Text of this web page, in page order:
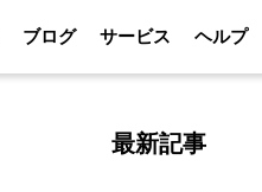
ブログ サービス ヘルプ
最新記事